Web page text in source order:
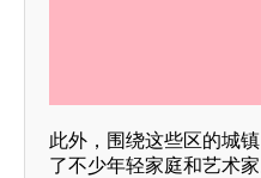
此外，围绕这些区的城
了不少年轻家庭和艺术